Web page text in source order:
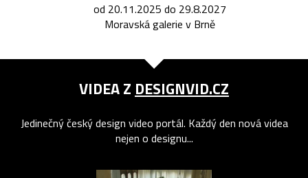
od 20.11.2025 do 29.8.2027
Moravská galerie v Brně
VIDEA Z DESIGNVID.CZ
Jedinečný český design video portál. Každý den nová videa
nejen o designu...